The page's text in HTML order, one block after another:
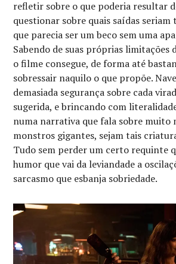
refletir sobre o que poderia resultar
questionar sobre quais saídas seriam
que parecia ser um beco sem uma
Sabendo de suas próprias limitações
o filme consegue, de forma até
sobressair naquilo o que propõe.
demasiada segurança sobre cada
sugerida, e brincando com
numa narrativa que fala sobre muito
monstros gigantes, sejam tais
Tudo sem perder um certo requinte
humor que vai da leviandade a
sarcasmo que esbanja sobriedade.